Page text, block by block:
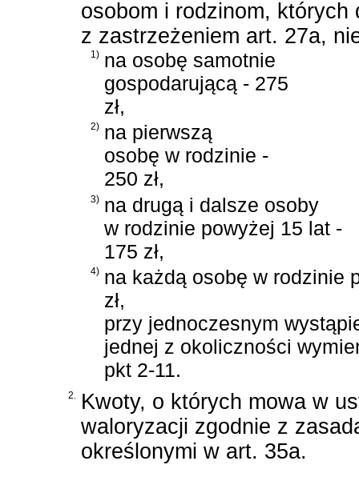
osobom i rodzinom,
z zastrzeżeniem art. 27a,
1) na osobę samotnie
gospodarującą - 275
zł,
2) na pierwszą
osobę w rodzinie -
250 zł,
3) na drugą i dalsze osoby
w rodzinie powyżej 15 lat -
175 zł,
4) na każdą osobę w rodzinie
zł,
przy jednoczesnym
jednej z okoliczności
pkt 2-11.
2. Kwoty, o których mowa w
waloryzacji zgodnie z
określonymi w art. 35a.